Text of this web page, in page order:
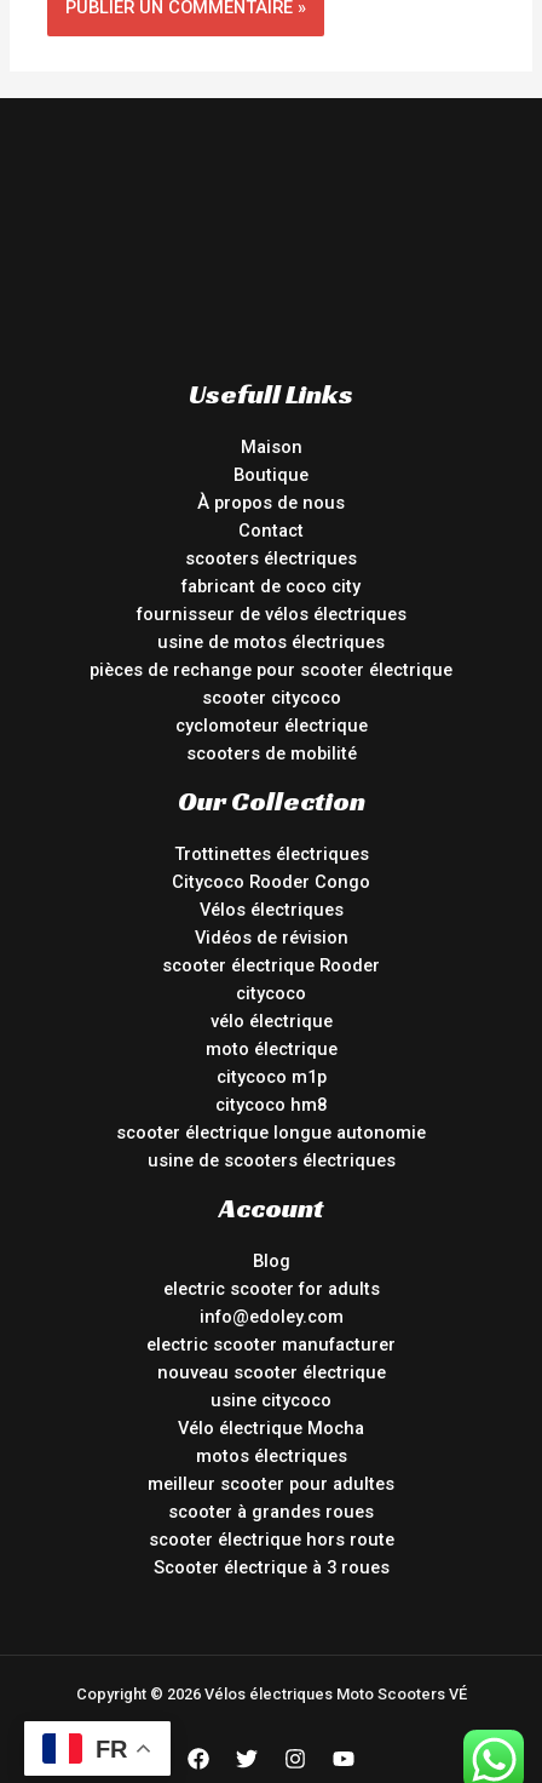
Usefull Links
Maison
Boutique
À propos de nous
Contact
scooters électriques
fabricant de coco city
fournisseur de vélos électriques
usine de motos électriques
pièces de rechange pour scooter électrique
scooter citycoco
cyclomoteur électrique
scooters de mobilité
Our Collection
Trottinettes électriques
Citycoco Rooder Congo
Vélos électriques
Vidéos de révision
scooter électrique Rooder
citycoco
vélo électrique
moto électrique
citycoco m1p
citycoco hm8
scooter électrique longue autonomie
usine de scooters électriques
Account
Blog
electric scooter for adults
info@edoley.com
electric scooter manufacturer
nouveau scooter électrique
usine citycoco
Vélo électrique Mocha
motos électriques
meilleur scooter pour adultes
scooter à grandes roues
scooter électrique hors route
Scooter électrique à 3 roues
Copyright © 2026 Vélos électriques Moto Scooters VÉ
FR